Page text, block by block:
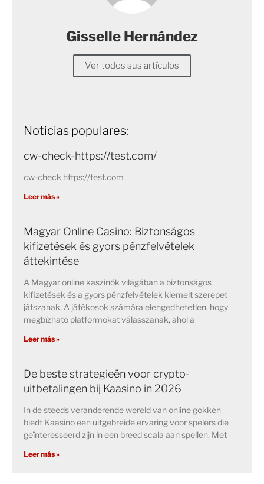
Gisselle Hernández
Ver todos sus artículos
Noticias populares:
cw-check-https://test.com/
cw-check https://test.com
Leer más »
Magyar Online Casino: Biztonságos
kifizetések és gyors pénzfelvételek
áttekintése
A Magyar online kaszinók világában a biztonságos
kifizetések és a gyors pénzfelvételek kiemelt szerepet
játszanak. A játékosok számára elengedhetetlen, hogy
megbízható platformokat válasszanak, ahol a
Leer más »
De beste strategieën voor crypto-
uitbetalingen bij Kaasino in 2026
In de steeds veranderende wereld van online gokken
biedt Kaasino een uitgebreide ervaring voor spelers die
geïnteresseerd zijn in een breed scala aan spellen. Met
Leer más »